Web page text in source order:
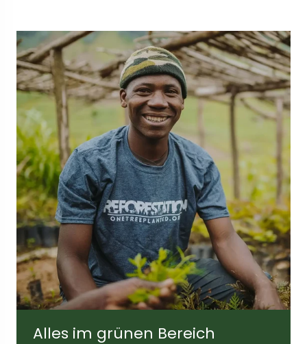
Rahmenbreite: 132mm Breite der Brücke: 23mm
Breite der Linse:47 mm Höhe der Linse:42 mm
Bügellänge: 145mm
Beschichtungen:
Qualität:
Alles im grünen Bereich